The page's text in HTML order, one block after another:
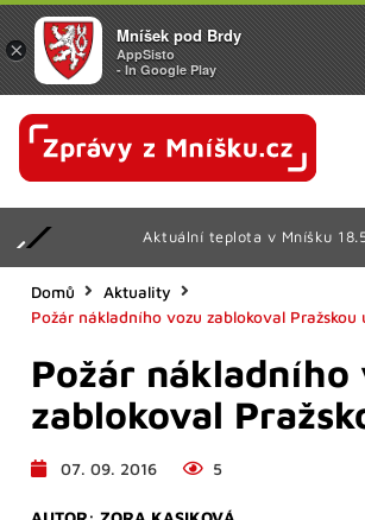
Aktuální teplota v Mníšku
Domů
Aktuality
Požár nákladního vozu zablokoval Pražskou
Požár nákladního
zablokoval
07. 09. 2016 5
×
Mníšek pod Brdy
AppSisto
- In Google Play